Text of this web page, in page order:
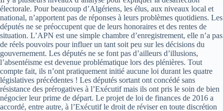
électorale. Pour beaucoup d’Algériens, les élus, aux niveaux local et
national, n’apportent pas de réponses à leurs problèmes quotidiens. Les
députés ne se préoccupent que de leurs honoraires et des rentes de
situation. L’APN est une simple chambre d’enregistrement, elle n’a pas
de réels pouvoirs pour influer un tant soit peu sur les décisions du
gouvernement. Les députés ne se font pas d’ailleurs d’illusions,
l’absentéisme est devenue problématique lors des plénières. Tout
compte fait, ils n’ont pratiquement initié aucune loi durant les quatre
législatives précédentes ! Les députés sortant ont concédé sans
résistance des prérogatives à l’Exécutif mais ils ont pris le soin de bien
négocier leur prime de départ. Le projet de loi de finances de 2016 a
accordé, entre autre, à l’Exécutif le droit de réviser en toute discrétion